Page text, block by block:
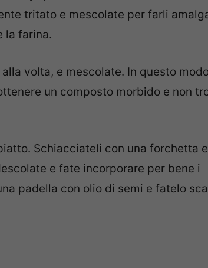
tritato e mescolate per farli
la farina.
volta, e mescolate. In questo
un composto morbido e non
Schiacciateli con una forchetta
e fate incorporare per bene i
padella con olio di semi e fatelo